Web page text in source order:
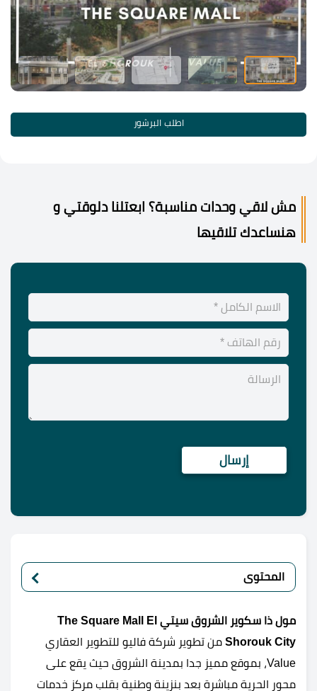
اطلب البرشور
مش لاقي وحدات مناسبة؟ ابعتلنا دلوقتي و
هنساعدك تلاقيها
المحتوى
مول ذا سكوير الشروق سيتي The Square Mall El
Shorouk City من تطوير شركة فاليو للتطوير العقاري
Value، بموقع مميز جدا بمدينة الشروق حيث يقع على
محور الحرية مباشرة بعد بنزينة وطنية بقلب مركز خدمات